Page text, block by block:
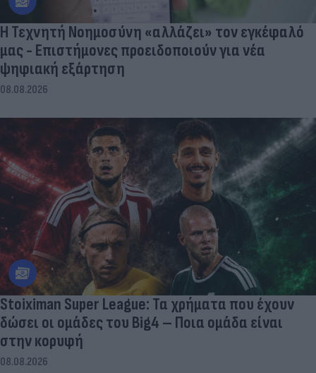
Η Τεχνητή Νοημοσύνη «αλλάζει» τον εγκέφαλό
μας - Eπιστήμονες προειδοποιούν για νέα
ψηφιακή εξάρτηση
08.08.2026
Stoiximan Super League: Τα χρήματα που έχουν
δώσει οι ομάδες του Big4 – Ποια ομάδα είναι
στην κορυφή
08.08.2026